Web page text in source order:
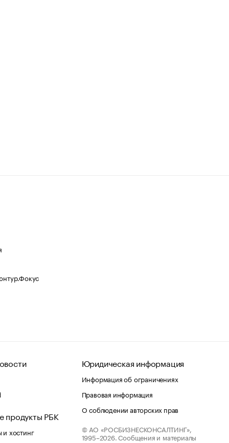
продукты РБК
хостинг
Юридическая информация
Информация об ограничениях
Правовая информация
О соблюдении авторских прав
© АО «РОСБИЗНЕСКОНСАЛТИНГ»,
1995–2026. Сообщения и материалы